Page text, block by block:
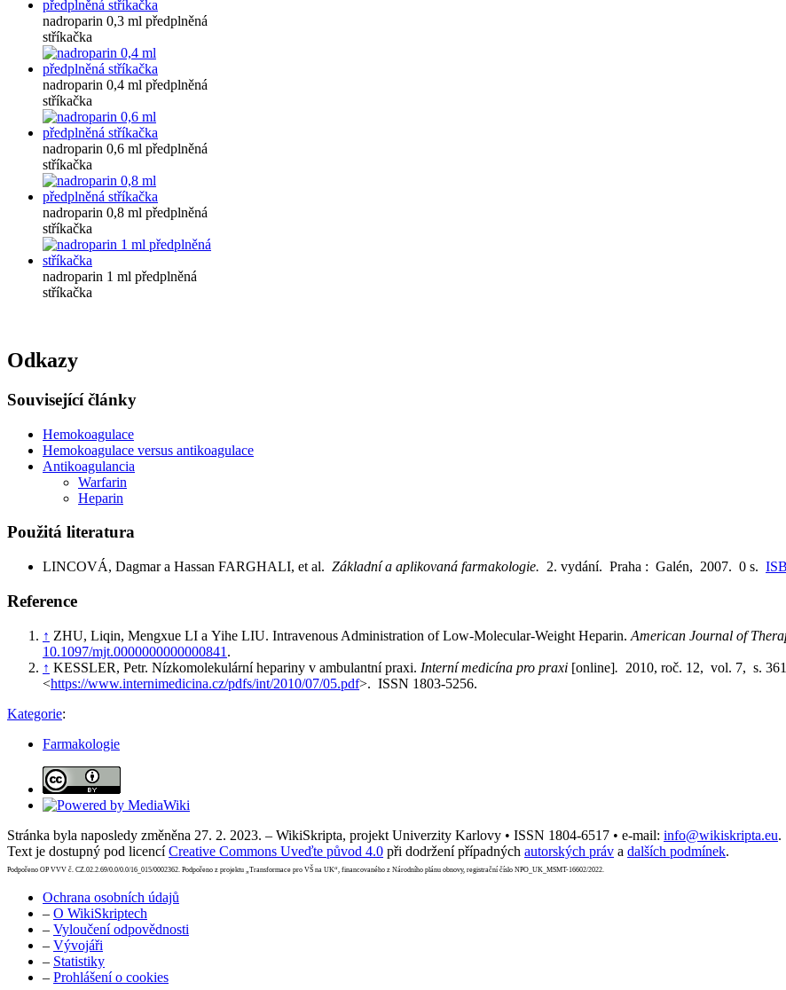
nadroparin 0,3 ml předplněná
stříkačka
nadroparin 0,4 ml předplněná
stříkačka
nadroparin 0,6 ml předplněná
stříkačka
nadroparin 0,8 ml předplněná
stříkačka
nadroparin 1 ml předplněná
stříkačka
Odkazy
Související články
Hemokoagulace
Hemokoagulace versus antikoagulace
Antikoagulancia
Warfarin
Heparin
Použitá literatura
LINCOVÁ, Dagmar a Hassan FARGHALI, et al. Základní a aplikovaná farmakologie. 2. vydání. Praha : Galén, 2007. 0 s.
Reference
↑ ZHU, Liqin, Mengxue LI a Yihe LIU. Intravenous Administration of Low-Molecular-Weight Heparin. American Journal of
10.1097/mjt.0000000000000841 .
↑ KESSLER, Petr. Nízkomolekulární hepariny v ambulantní praxi. Interní medicína pro praxi [online]. 2010, roč. 12, vol. 7, s.
<https://www.internimedicina.cz/pdfs/int/2010/07/05.pdf>. ISSN 1803-5256.
Kategorie:
Farmakologie
Stránka byla naposledy změněna 27. 2. 2023. – WikiSkripta, projekt Univerzity Karlovy • ISSN 1804-6517 • e-mail: info@wikiskripta.eu.
Text je dostupný pod licencíCreative Commons Uveďte původ 4.0 při dodržení případných autorských práv a dalších podmínek.
Podpořeno OP VVV č. CZ.02.2.69/0.0/0.0/16_015/0002362. Podpořeno z projektu „Transformace pro VŠ na UK“, financovaného z Národního plánu obnovy, registrační číslo NPO_UK_MSMT-16602/2022.
Ochrana osobních údajů
– O WikiSkriptech
– Vyloučení odpovědnosti
– Vývojáři
– Statistiky
– Prohlášení o cookies